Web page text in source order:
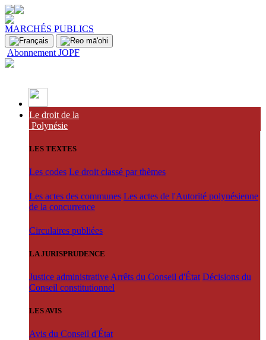
MARCHÉS PUBLICS
Abonnement JOPF
Le droit de la
Polynésie
LES TEXTES
Les codes Le droit classé par thèmes
Les actes des communes Les actes de l'Autorité polynésienne
de la concurrence
Circulaires publiées
LA JURISPRUDENCE
Justice administrative Arrêts du Conseil d'État Décisions du
Conseil constitutionnel
LES AVIS
Avis du Conseil d'État